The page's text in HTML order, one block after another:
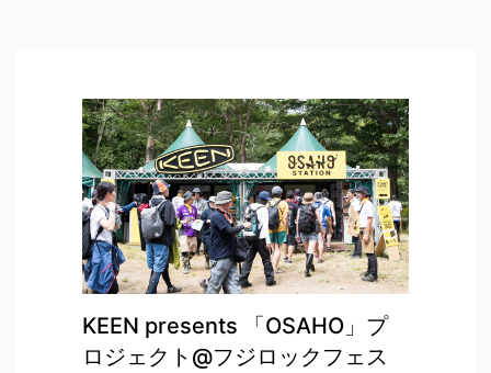
KEEN presents 「OSAHO」プ
ロジェクト@フジロックフェス